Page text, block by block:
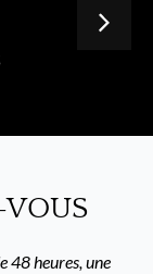
48 heures, une